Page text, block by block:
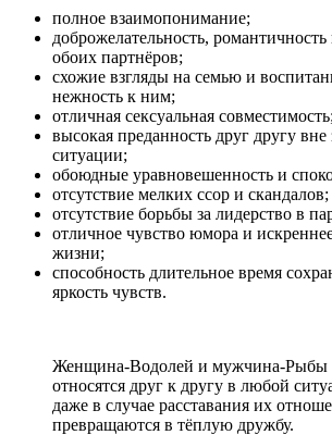
полное взаимопонимание;
доброжелательность, романтичность
обоих партнёров;
схожие взгляды на семью и
нежность к ним;
отличная сексуальная совместимость;
высокая преданность друг другу вне
ситуации;
обоюдные уравновешенность и
отсутствие мелких ссор и скандалов;
отсутствие борьбы за лидерство в
отличное чувство юмора и
жизни;
способность длительное время
яркость чувств.
Женщина-Водолей и мужчина-Рыбы
относятся друг к другу в любой
даже в случае расставания их
превращаются в тёплую дружбу.